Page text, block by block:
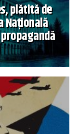
plătită de
Națională